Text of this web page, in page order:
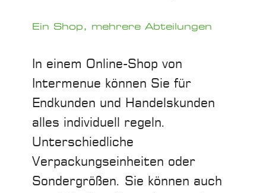
Ein Shop, mehrere Abteilungen
In einem Online-Shop von
Intermenue können Sie für
Endkunden und Handelskunden
alles individuell regeln.
Unterschiedliche
Verpackungseinheiten oder
Sondergrößen. Sie können auch